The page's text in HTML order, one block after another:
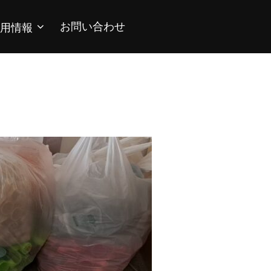
情報 お問い合わせ